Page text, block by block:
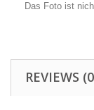
Das Foto ist
REVIEWS